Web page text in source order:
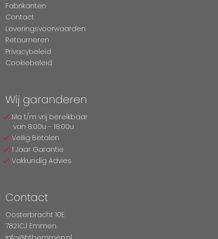
Fabrikanten
Contact
Leveringsvoorwaarden
Retourneren
Privacybeleid
Cookiebeleid
Wij garanderen
Ma t/m vrij bereikbaar
van 8:00u - 18:00u
Veilig Betalen
1 Jaar Garantie
Vakkundig Advies
Contact
Oosterbracht 10E
7821CJ Emmen